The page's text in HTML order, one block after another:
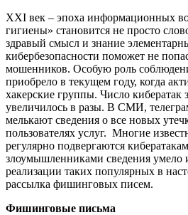
XXI век – эпоха информационных
гигиены» становится не просто
здравый смысл и знание
кибербезопасности поможет не
мошенников. Особую роль
приобрело в текущем году, когда
хакерские группы. Число кибератак
увеличилось в разы. В СМИ,
мелькают сведения о все новых
пользователях услуг. Многие
регулярно подвергаются
злоумышленниками сведения умело
реализации таких популярных в
рассылка фишинговых писем.
Фишинговые письма